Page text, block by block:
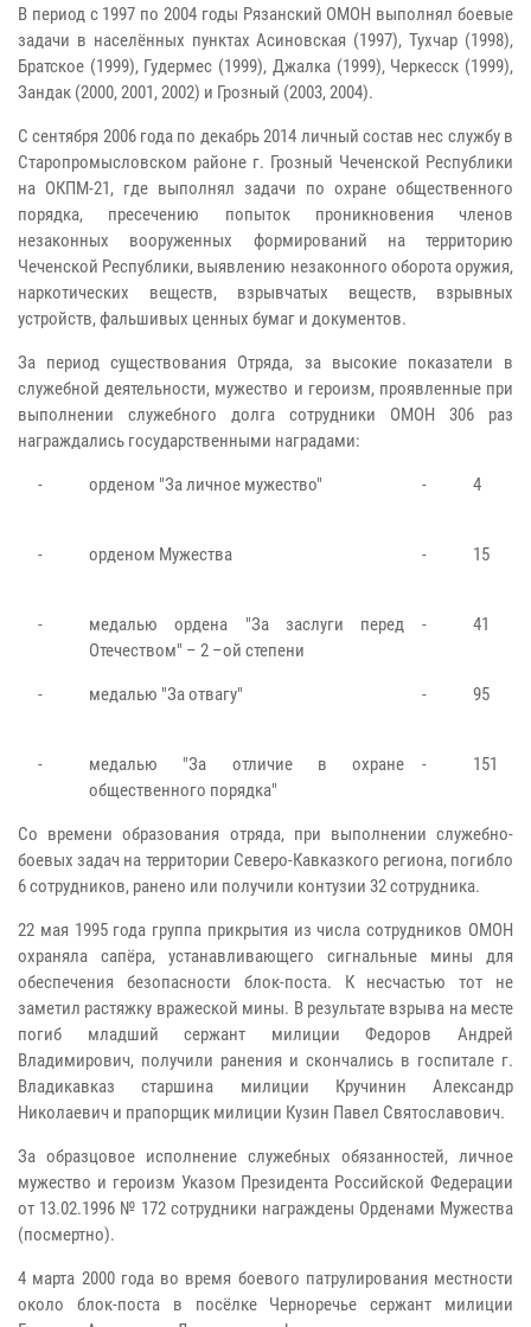
В период с 1997 по 2004 годы Рязанский ОМОН выполнял боевые
задачи в населённых пунктах Асиновская (1997), Тухчар (1998),
Братское (1999), Гудермес (1999), Джалка (1999), Черкесск (1999),
Зандак (2000, 2001, 2002) и Грозный (2003, 2004).
С сентября 2006 года по декабрь 2014 личный состав нес службу в
Старопромысловском районе г. Грозный Чеченской Республики
на ОКПМ-21, где выполнял задачи по охране общественного
порядка, пресечению попыток проникновения членов
незаконных вооруженных формирований на территорию
Чеченской Республики, выявлению незаконного оборота оружия,
наркотических веществ, взрывчатых веществ, взрывных
устройств, фальшивых ценных бумаг и документов.
За период существования Отряда, за высокие показатели в
служебной деятельности, мужество и героизм, проявленные при
выполнении служебного долга сотрудники ОМОН 306 раз
награждались государственными наградами:
- орденом "За личное мужество" - 4
- орденом Мужества - 15
-
медалью ордена "За заслуги перед
Отечеством" – 2 –ой степени
- 41
- медалью "За отвагу" - 95
-
медалью "За отличие в охране
общественного порядка"
- 151
Со времени образования отряда, при выполнении служебно-
боевых задач на территории Северо-Кавказкого региона, погибло
6 сотрудников, ранено или получили контузии 32 сотрудника.
22 мая 1995 года группа прикрытия из числа сотрудников ОМОН
охраняла сапёра, устанавливающего сигнальные мины для
обеспечения безопасности блок-поста. К несчастью тот не
заметил растяжку вражеской мины. В результате взрыва на месте
погиб младший сержант милиции Федоров Андрей
Владимирович, получили ранения и скончались в госпитале г.
Владикавказ старшина милиции Кручинин Александр
Николаевич и прапорщик милиции Кузин Павел Святославович.
За образцовое исполнение служебных обязанностей, личное
мужество и героизм Указом Президента Российской Федерации
от 13.02.1996 № 172 сотрудники награждены Орденами Мужества
(посмертно).
4 марта 2000 года во время боевого патрулирования местности
около блок-поста в посёлке Черноречье сержант милиции